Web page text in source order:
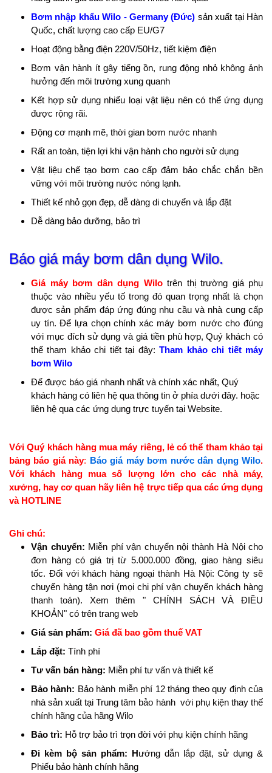
Bơm nhập khẩu Wilo - Germany (Đức) sản xuất tại Hàn
Quốc, chất lượng cao cấp EU/G7
Hoạt động bằng điện 220V/50Hz, tiết kiệm điện
Bơm vận hành ít gây tiếng ồn, rung động nhỏ không ảnh
hưởng đến môi trường xung quanh
Kết hợp sử dụng nhiểu loại vật liệu nên có thể ứng dụng
được rộng rãi.​
Động cơ mạnh mẽ, thời gian bơm nước nhanh
Rất an toàn, tiện lợi khi vận hành cho người sử dụng
Vật liệu chế tạo bơm cao cấp đảm bảo chắc chắn bền
vững với môi trường nước nóng lạnh.
Thiết kế nhỏ gọn đẹp, dễ dàng di chuyển và lắp đặt
Dễ dàng bảo dưỡng, bảo trì
Báo giá máy bơm dân dụng Wilo.
Giá máy bơm dân dụng Wilotrên thị trường giá phụ
thuộc vào nhiều yếu tố trong đó quan trọng nhất là chọn
được sản phẩm đáp ứng đúng nhu cầu và nhà cung cấp
uy tín. Để lựa chọn chính xác máy bơm nước cho đúng
với mục đích sử dụng và giá tiền phù hợp, Quý khách có
thể tham khảo chi tiết tại đây:Tham khảo chi tiết máy
bơm Wilo
Để được báo giá nhanh nhất và chính xác nhất, Quý
khách hàng có liên hệ qua thông tin ở phía dưới đây. hoặc
liên hệ qua các ứng dụng trực tuyến tại Website.
Với Quý khách hàng mua máy riêng, lẻ có thể tham khảo tại
bảng báo giá này: Báo giá máy bơm nước dân dụng Wilo.
Với khách hàng mua số lượng lớn cho các nhà máy,
xưởng, hay cơ quan hãy liên hệ trực tiếp qua các ứng dụng
và HOTLINE
Ghi chú:
Vận chuyển: Miễn phí vận chuyển nội thành Hà Nội cho
đơn hàng có giá trị từ 5.000.000 đồng, giao hàng siêu
tốc. Đối với khách hàng ngoại thành Hà Nội: Công ty sẽ
chuyển hàng tận nơi (mọi chi phí vận chuyển khách hàng
thanh toán). Xem thêm " CHÍNH SÁCH VÀ ĐIỀU
KHOẢN" có trên trang web
Giá sản phẩm: Giá đã bao gồm thuế VAT
Lắp đặt: Tính phí
Tư vấn bán hàng: Miễn phí tư vấn và thiết kế
Bảo hành: Bảo hành miễn phí 12 tháng theo quy định của
nhà sản xuất tại Trung tâm bảo hành với phụ kiện thay thế
chính hãng của hãng Wilo
Bảo trì: Hỗ trợ bảo trì trọn đời với phụ kiện chính hãng
Đi kèm bộ sản phẩm: Hướng dẫn lắp đặt, sử dụng &
Phiếu bảo hành chính hãng